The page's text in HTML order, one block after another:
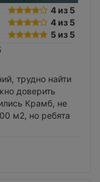
4 из 5
4 из 5
5 из 5
трудно найти
доверить
Крамб, не
м2, но ребята